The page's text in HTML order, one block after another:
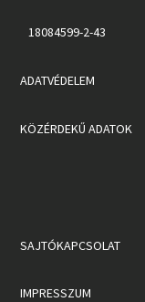
18084599-2-43
ADATVÉDELEM
KÖZÉRDEKŰ ADATOK
SAJTÓKAPCSOLAT
IMPRESSZUM